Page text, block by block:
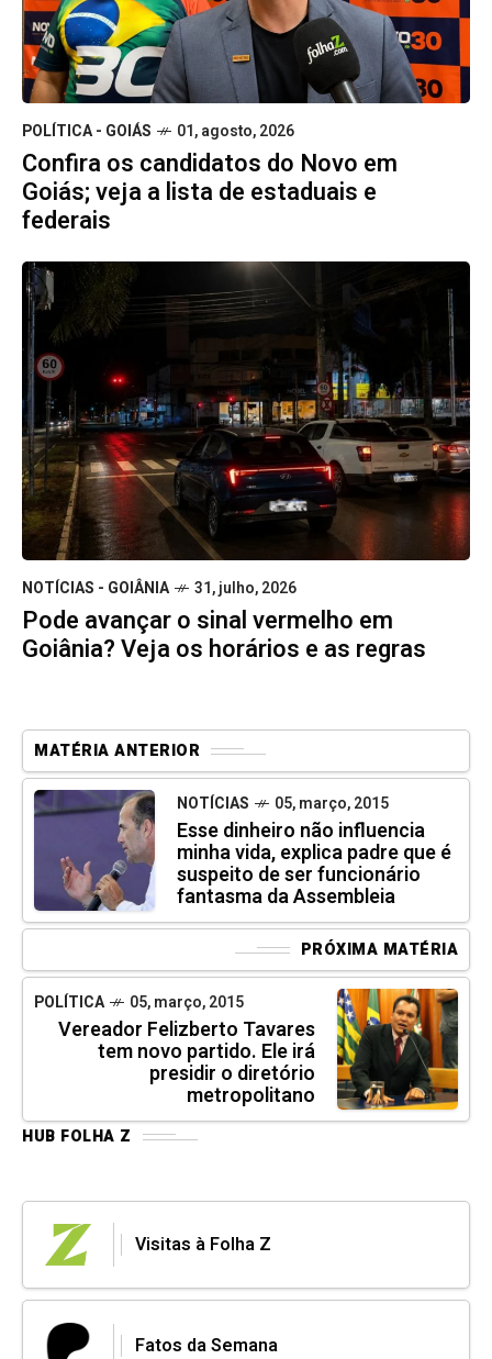
POLÍTICA - GOIÁS 01, agosto, 2026
Confira os candidatos do Novo em
Goiás; veja a lista de estaduais e
federais
NOTÍCIAS - GOIÂNIA 31, julho, 2026
Pode avançar o sinal vermelho em
Goiânia? Veja os horários e as regras
MATÉRIA ANTERIOR
NOTÍCIAS 05, março, 2015
Esse dinheiro não influencia
minha vida, explica padre que é
suspeito de ser funcionário
fantasma da Assembleia
PRÓXIMA MATÉRIA
POLÍTICA 05, março, 2015
Vereador Felizberto Tavares
tem novo partido. Ele irá
presidir o diretório
metropolitano
HUB FOLHA Z
Visitas à Folha Z
Fatos da Semana